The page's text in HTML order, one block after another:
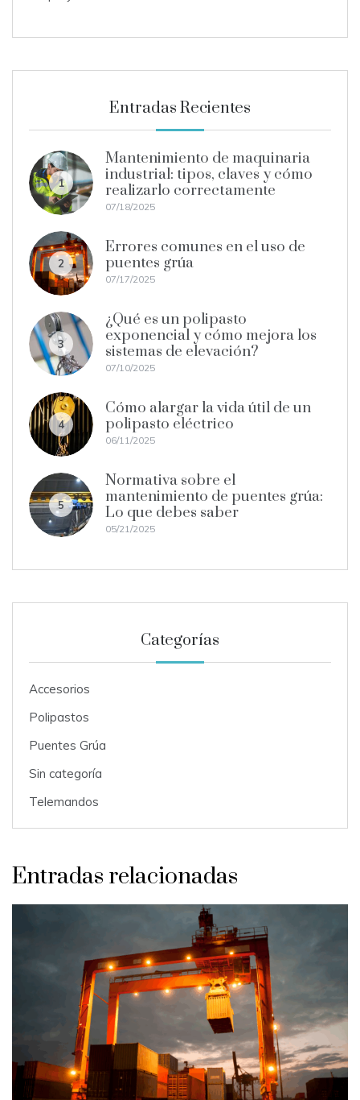
Entradas Recientes
1
Mantenimiento de maquinaria
industrial: tipos, claves y cómo
realizarlo correctamente
07/18/2025
2
Errores comunes en el uso de
puentes grúa
07/17/2025
3
¿Qué es un polipasto
exponencial y cómo mejora los
sistemas de elevación?
07/10/2025
4
Cómo alargar la vida útil de un
polipasto eléctrico
06/11/2025
5
Normativa sobre el
mantenimiento de puentes grúa:
Lo que debes saber
05/21/2025
Categorías
Accesorios
Polipastos
Puentes Grúa
Sin categoría
Telemandos
Entradas relacionadas